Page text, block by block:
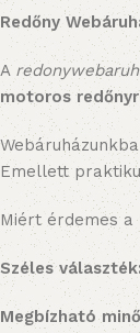
Redőny
A
motoros
Emellett
Miért érdemes a
Széles választék:
Megbízható